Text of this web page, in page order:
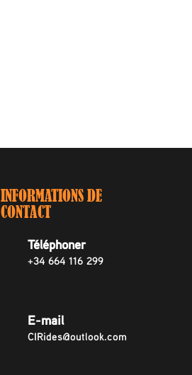
INFORMATIONS DE
CONTACT
Téléphoner
+34 664 116 299
E-mail
CIRides@outlook.com